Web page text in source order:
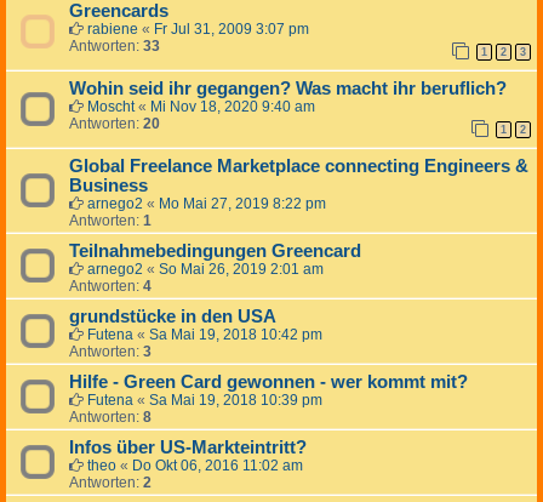
Greencards
rabiene « Fr Jul 31, 2009 3:07 pm
Antworten: 33 1 2 3
Wohin seid ihr gegangen? Was macht ihr beruflich?
Moscht« Mi Nov 18, 2020 9:40 am
Antworten: 20 1 2
Global Freelance Marketplace connecting Engineers &
Business
arnego2 « Mo Mai 27, 2019 8:22 pm
Antworten: 1
Teilnahmebedingungen Greencard
arnego2 « So Mai 26, 2019 2:01 am
Antworten: 4
grundstücke in den USA
Futena « Sa Mai 19, 2018 10:42 pm
Antworten: 3
Hilfe - Green Card gewonnen - wer kommt mit?
Futena « Sa Mai 19, 2018 10:39 pm
Antworten: 8
Infos über US-Markteintritt?
theo « Do Okt 06, 2016 11:02 am
Antworten: 2